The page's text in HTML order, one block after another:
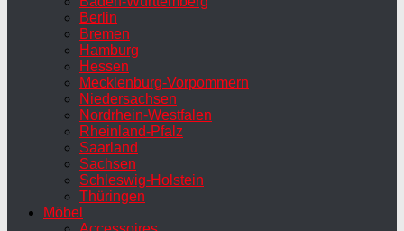
Berlin
Bremen
Hamburg
Hessen
Mecklenburg-Vorpommern
Niedersachsen
Nordrhein-Westfalen
Rheinland-Pfalz
Saarland
Sachsen
Schleswig-Holstein
Thüringen
Möbel